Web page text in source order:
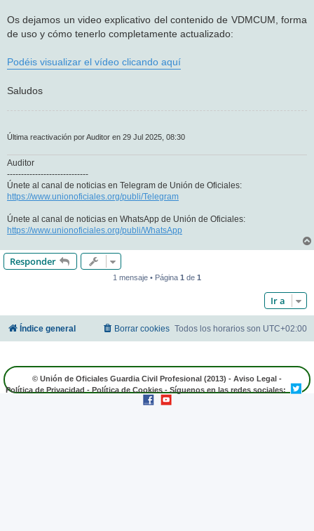
Os dejamos un video explicativo del contenido de VDMCUM, forma
de uso y cómo tenerlo completamente actualizado:
Podéis visualizar el vídeo clicando aquí
Saludos
Última reactivación por Auditor en 29 Jul 2025, 08:30
Auditor
-----------------------------
Únete al canal de noticias en Telegram de Unión de Oficiales:
https://www.unionoficiales.org/publi/Telegram
Únete al canal de noticias en WhatsApp de Unión de Oficiales:
https://www.unionoficiales.org/publi/WhatsApp
Responder
1 mensaje • Página 1 de 1
Ir a
Índice general Todos los horarios son UTC+02:00
Borrar cookies
© Unión de Oficiales Guardia Civil Profesional (2013) - Aviso Legal -
Política de Privacidad - Política de Cookies - Síguenos en las redes sociales: